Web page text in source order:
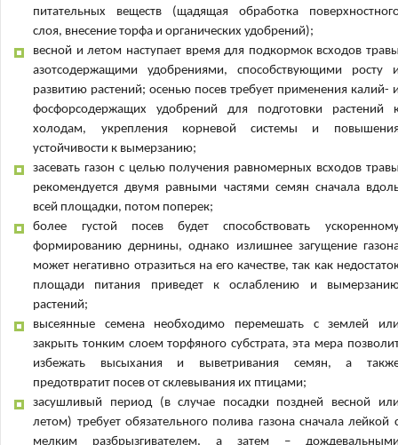
питательных веществ (щадящая обработка
слоя, внесение торфа и органических удобрений);
весной и летом наступает время для подкормок всходов
азотсодержащими удобрениями, способствующими росту
развитию растений; осенью посев требует применения калий-
фосфорсодержащих удобрений для подготовки растений
холодам, укрепления корневой системы и
устойчивости к вымерзанию;
засевать газон с целью получения равномерных всходов
рекомендуется двумя равными частями семян сначала
всей площадки, потом поперек;
более густой посев будет способствовать
формированию дернины, однако излишнее загущение
может негативно отразиться на его качестве, так как
площади питания приведет к ослаблению и
растений;
высеянные семена необходимо перемешать с землей
закрыть тонким слоем торфяного субстрата, эта мера
избежать высыхания и выветривания семян, а
предотвратит посев от склевывания их птицами;
засушливый период (в случае посадки поздней весной
летом) требует обязательного полива газона сначала лейкой
мелким разбрызгивателем, а затем –